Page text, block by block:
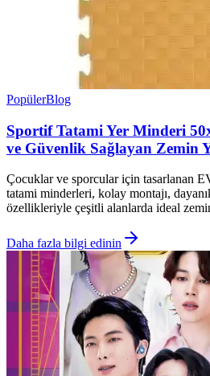
PopülerBlog
Sportif Tatami Yer Minderi
ve Güvenlik Sağlayan Zemin
Çocuklar ve sporcular için tasarlanan
tatami minderleri, kolay montajı,
özellikleriyle çeşitli alanlarda ideal
Daha fazla bilgi edinin